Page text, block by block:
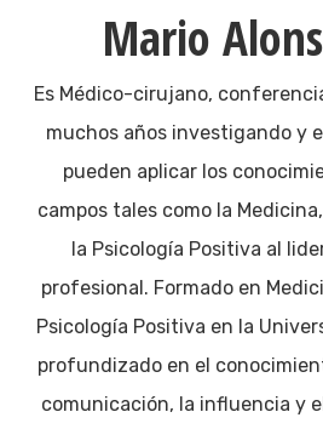
Mario
Es Médico-cirujano,
muchos años investigando y
pueden aplicar los
campos tales como la
la Psicología Positiva al
profesional. Formado en
Psicología Positiva en la
profundizado en el
comunicación, la influencia y